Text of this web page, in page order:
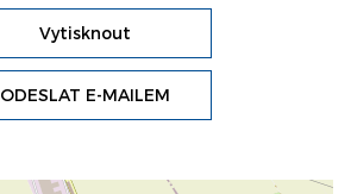
Vytisknout
ODESLAT E-MAILEM